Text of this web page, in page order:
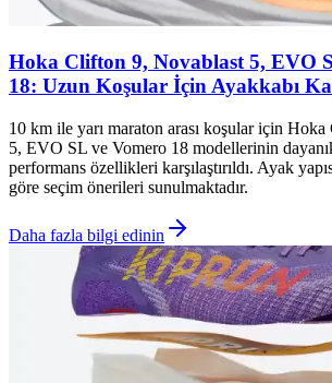
Hoka Clifton 9, Novablast 5, EVO
18: Uzun Koşular İçin Ayakkabı
10 km ile yarı maraton arası koşular için
5, EVO SL ve Vomero 18 modellerinin
performans özellikleri karşılaştırıldı. Ayak
göre seçim önerileri sunulmaktadır.
Daha fazla bilgi edinin